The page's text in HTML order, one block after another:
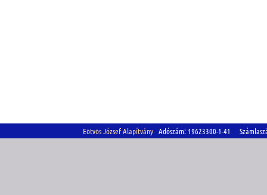
Eötvös József Alapítvány Adószám: 19623300-1-41